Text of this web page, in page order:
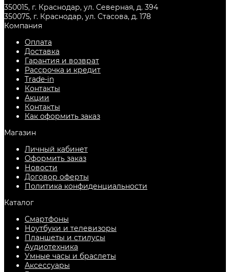
350015, г. Краснодар, ул. Северная, д. 394
350075, г. Краснодар, ул. Стасова, д. 178
Компания
Оплата
Доставка
Гарантия и возврат
Рассрочка и кредит
Trade-in
Контакты
Акции
Контакты
Как оформить заказ
Магазин
Личный кабинет
Оформить заказ
Новости
Договор оферты
Политика конфиденциальности
Каталог
Смартфоны
Ноутбуки и телевизоры
Планшеты и стилусы
Аудиотехника
Умные часы и браслеты
Аксессуары